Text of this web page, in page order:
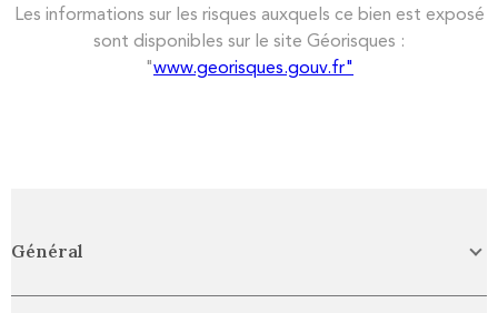
Les informations sur les risques auxquels ce bien est exposé
sont disponibles sur le site Géorisques :
"www.georisques.gouv.fr"
Général